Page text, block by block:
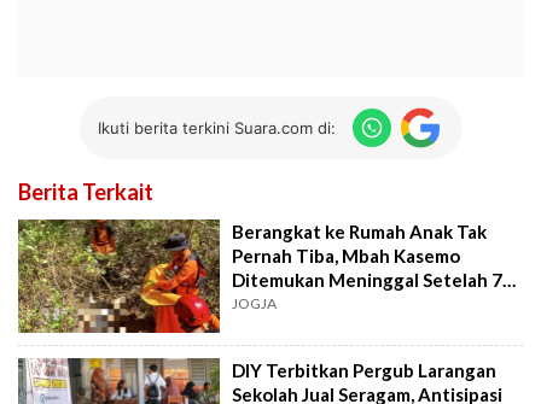
Ikuti berita terkini Suara.com di:
Berita Terkait
Berangkat ke Rumah Anak Tak
Pernah Tiba, Mbah Kasemo
Ditemukan Meninggal Setelah 7
Hari Dicari
JOGJA
DIY Terbitkan Pergub Larangan
Sekolah Jual Seragam, Antisipasi